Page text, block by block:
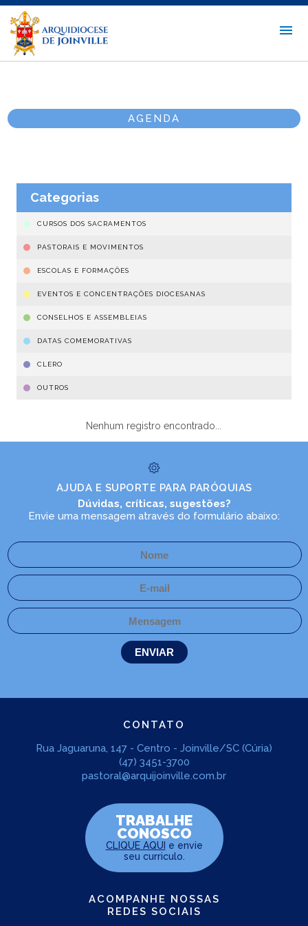
AGENDA
Categorias
CURSOS DOS SACRAMENTOS
PASTORAIS E MOVIMENTOS
ESCOLAS E FORMAÇÕES
EVENTOS E CONCENTRAÇÕES DIOCESANAS
CONSELHOS E ASSEMBLEIAS
DATAS COMEMORATIVAS
CLERO
OUTROS
Nenhum registro encontrado...
AJUDA E SUPORTE PARA PARÓQUIAS
Dúvidas, críticas, sugestões?
Envie uma mensagem através do formulário abaixo:
CONTATO
Rua Jaguaruna, 147 - Centro - Joinville/SC (Cúria)
(47) 3451-3700
pastoral@arquijoinville.com.br
TRABALHE
CONOSCO
CLIQUE AQUI e envie
seu curriculo.
ACOMPANHE NOSSAS
REDES SOCIAIS